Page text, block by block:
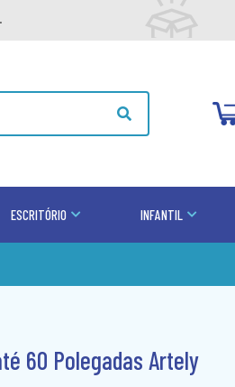
ESCRITÓRIO INFANTIL
60 Polegadas Artely